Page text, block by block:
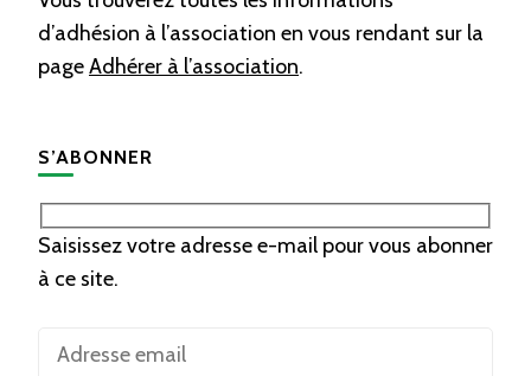
d’adhésion à l’association en vous rendant sur la
pageAdhérer à l’association.
S’ABONNER
Saisissez votre adresse e-mail pour vous abonner
à ce site.